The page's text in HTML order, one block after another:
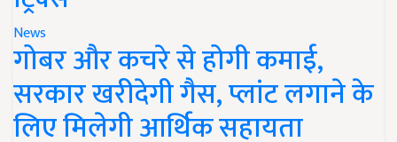
News
गोबर और कचरे से होगी कमाई,
सरकार खरीदेगी गैस, प्लांट लगाने के
लिए मिलेगी आर्थिक सहायता